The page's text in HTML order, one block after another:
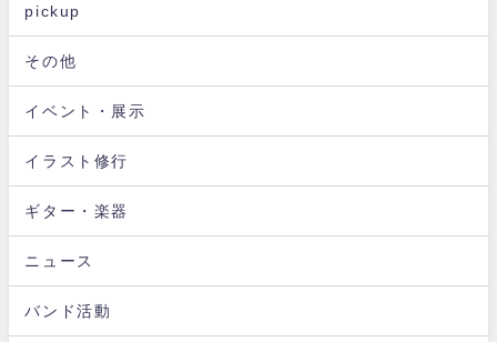
pickup
その他
イベント・展示
イラスト修行
ギター・楽器
ニュース
バンド活動